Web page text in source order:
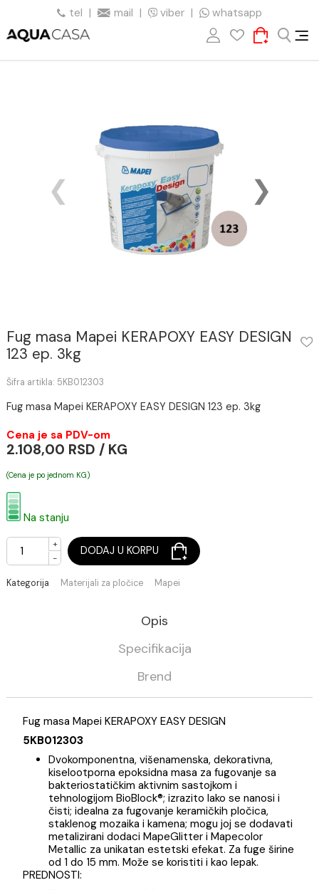
tel | mail | viber | whatsapp
Fug masa Mapei KERAPOXY EASY
123 ep. 3kg
Fug masa Mapei KERAPOXY EASY DESIGN 123 ep. 3kg
Cena je sa PDV-om
2.108,00 RSD / KG
Na stanju
Materijali za pločice Mapei
Specifikacija
Fug masa Mapei KERAPOXY EASY DESIGN
5KB012303
Dvokomponentna, višenamenska, dekorativna,
kiselootporna epoksidna masa za fugovanje sa
bakteriostatičkim aktivnim sastojkom i
tehnologijom BioBlock®; izrazito lako se nanosi i